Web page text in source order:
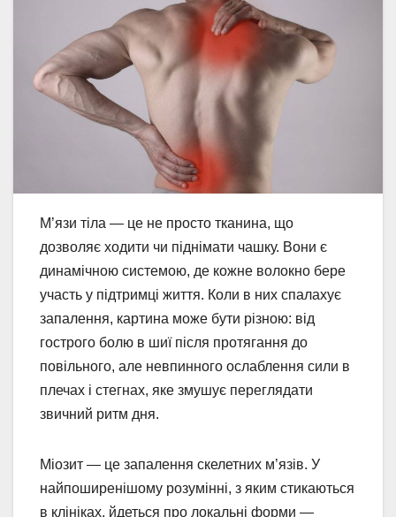
М’язи тіла — це не просто тканина, що
дозволяє ходити чи піднімати чашку. Вони є
динамічною системою, де кожне волокно бере
участь у підтримці життя. Коли в них спалахує
запалення, картина може бути різною: від
гострого болю в шиї після протягання до
повільного, але невпинного ослаблення сили в
плечах і стегнах, яке змушує переглядати
звичний ритм дня.
Міозит — це запалення скелетних м’язів. У
найпоширенішому розумінні, з яким стикаються
в клініках, йдеться про локальні форми —